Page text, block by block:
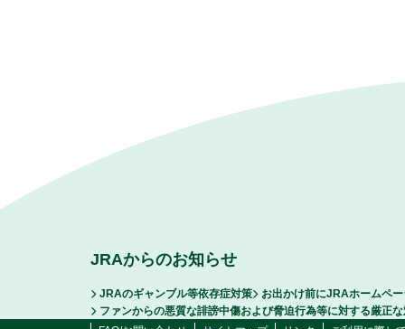
JRAからのお知らせ
JRAのギャンブル等依存症対策
お出かけ前にJRAホームペ
ファンからの悪質な誹謗中傷および脅迫行為等に対する厳正